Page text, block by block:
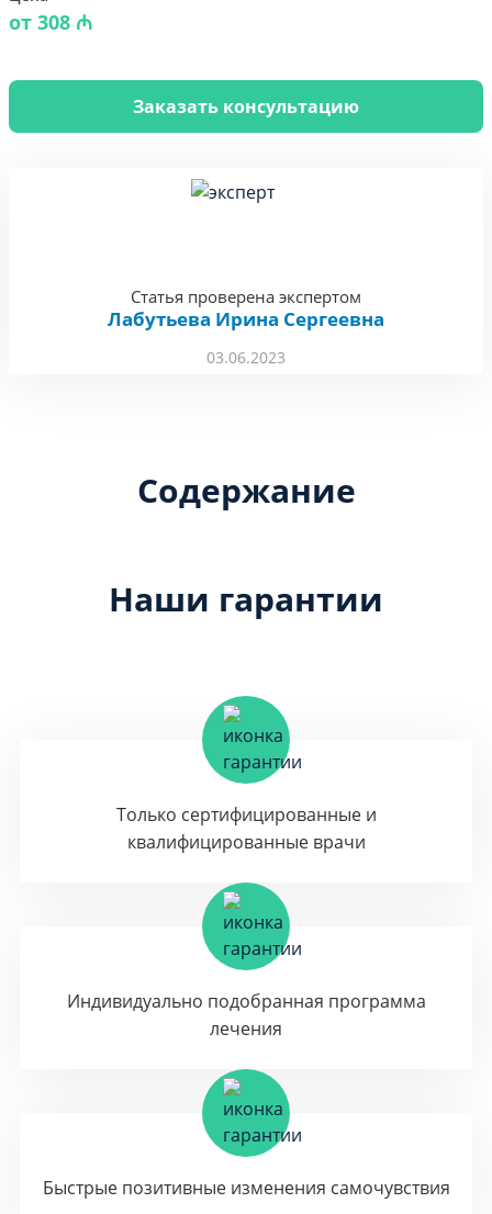
от 308 ₼
Заказать консультацию
03.06.2023
Статья проверена экспертом
Лабутьева Ирина Сергеевна
Содержание
Наши гарантии
Только сертифицированные и
квалифицированные врачи
Индивидуально подобранная программа
лечения
Быстрые позитивные изменения самочувствия